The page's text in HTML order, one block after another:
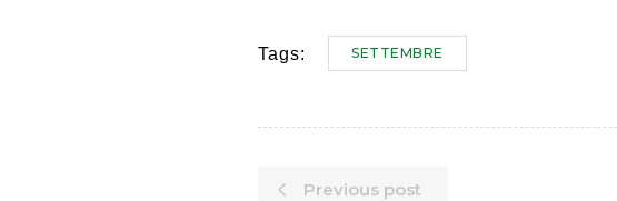
Tags: SETTEMBRE
Previous post